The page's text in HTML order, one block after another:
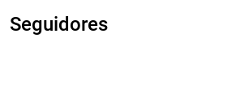
Seguidores